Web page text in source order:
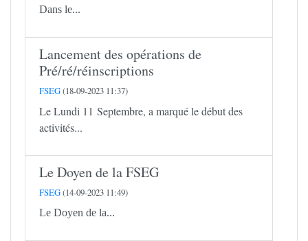
Dans le...
Lancement des opérations de
Pré/ré/réinscriptions
FSEG(18-09-2023 11:37)
Le Lundi 11 Septembre, a marqué le début des
activités...
Le Doyen de la FSEG
FSEG(14-09-2023 11:49)
Le Doyen de la...